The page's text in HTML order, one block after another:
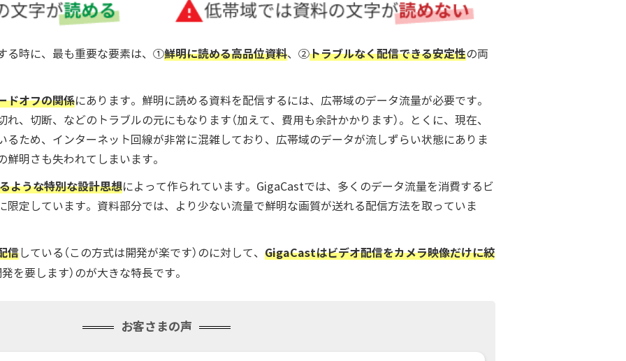
る時に、最も重要な要素は、①鮮明に読める高品位資料、②トラブルなく配信できる安定性の両
ドオフの関係にあります。鮮明に読める資料を配信するには、広帯域のデータ流量が必要です。
、切断、などのトラブルの元にもなります（加えて、費用も余計かかります）。とくに、現在、
るため、インターネット回線が非常に混雑しており、広帯域のデータが流しずらい状態にありま
明さも失われてしまいます。
ような特別な設計思想によって作られています。GigaCastでは、多くのデータ流量を消費するビ
限定しています。資料部分では、より少ない流量で鮮明な画質が送れる配信方法を取っていま
信 している（この方式は開発が楽です）のに対して、 GigaCastはビデオ配信をカメラ映像だけに絞
を要します）のが大きな特長です。
お客さまの声